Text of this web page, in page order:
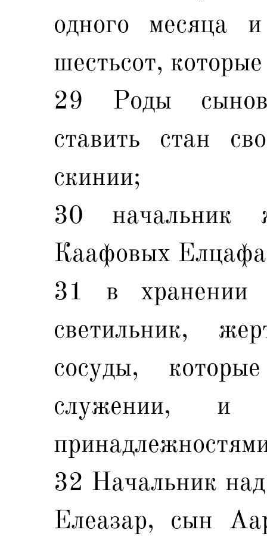
одного месяца
шестьсот,
29 Роды
ставить стан
скинии;
30 начальник
Каафовых
31 в хранении
светильник,
сосуды,
служении, и
32 Начальник
Елеазар, сын